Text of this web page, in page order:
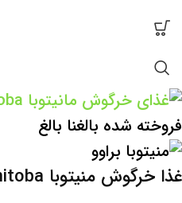
فروخته شده بالغنا بالغ
غذا خرگوش منیتوبا Manitoba